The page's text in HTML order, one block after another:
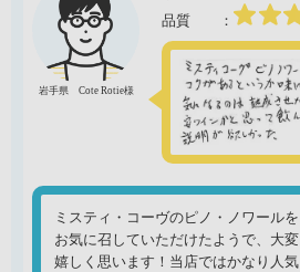
岩手県 Cote Rotie様
ミスティ・コーヴのピノ・ノワールを
お気に召していただけたようで、大変
嬉しく思います！当店ではかなり人気